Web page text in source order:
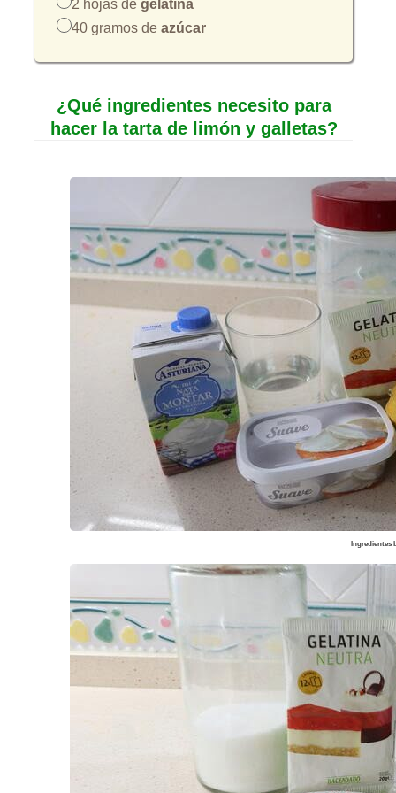
2 hojas de gelatina
40 gramos de azúcar
¿Qué ingredientes necesito para
hacer la tarta de limón y galletas?
Ingredientes